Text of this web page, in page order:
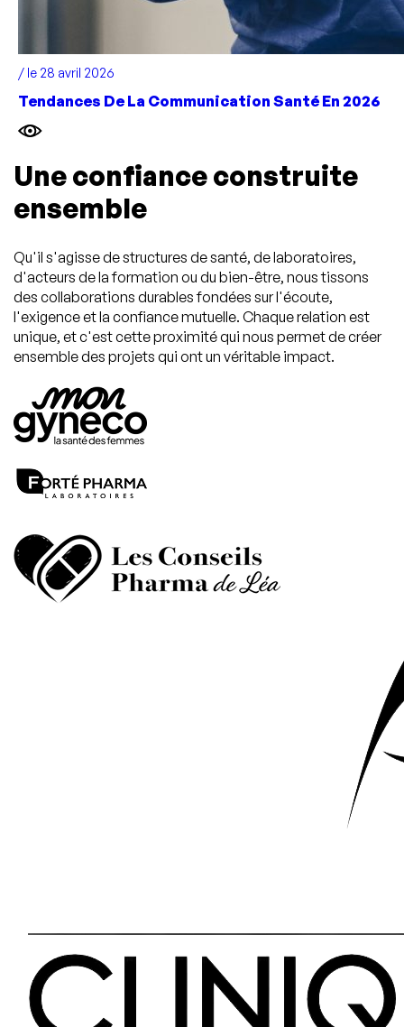
/ le 28 avril 2026
Tendances De La Communication Santé En 2026
Une confiance construite
ensemble
Qu'il s'agisse de structures de santé, de laboratoires,
d'acteurs de la formation ou du bien-être, nous tissons
des collaborations durables fondées sur l'écoute,
l'exigence et la confiance mutuelle. Chaque relation est
unique, et c'est cette proximité qui nous permet de créer
ensemble des projets qui ont un véritable impact.